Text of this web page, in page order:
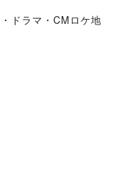
ドラマ・CMロケ地